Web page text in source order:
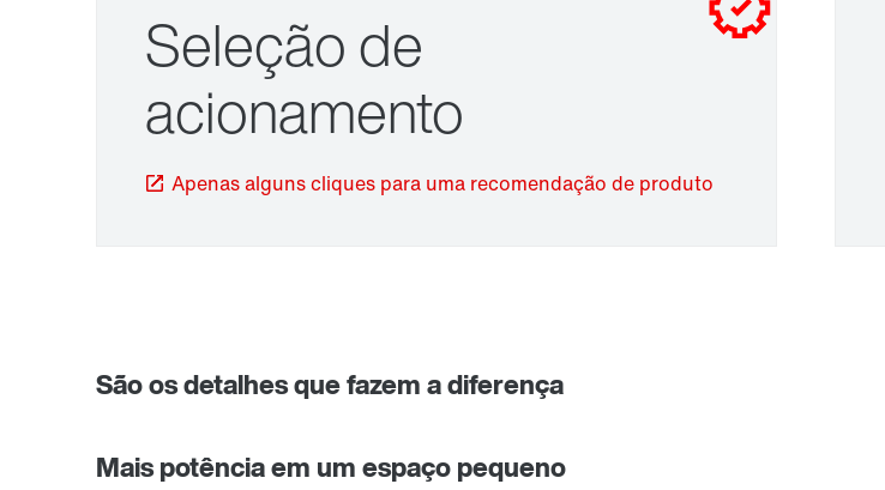
Sistema de montagem TorqLOC® com eixo
oco
Adaptadores
Seleção de
acionamento
Apenas alguns cliques para uma recomendação de produto
São os detalhes que fazem a diferença
Mais potência em um espaço pequeno